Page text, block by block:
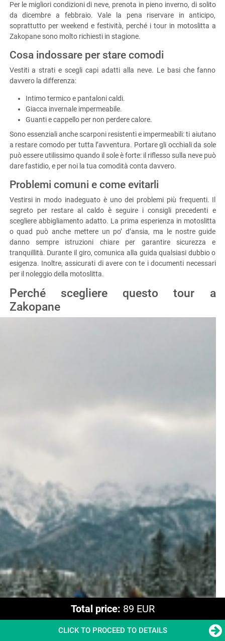
Total price: 89 EUR
CLICK TO PROCEED TO DETAILS
Per le migliori condizioni di neve, prenota in pieno inverno, di solito
da dicembre a febbraio. Vale la pena riservare in anticipo,
soprattutto per weekend e festività, perché i tour in motoslitta a
Zakopane sono molto richiesti in stagione.
Cosa indossare per stare comodi
Vestiti a strati e scegli capi adatti alla neve. Le basi che fanno
davvero la differenza:
Intimo termico e pantaloni caldi.
Giacca invernale impermeabile.
Guanti e cappello per non perdere calore.
Sono essenziali anche scarponi resistenti e impermeabili: ti aiutano
a restare comodo per tutta l’avventura. Portare gli occhiali da sole
può essere utilissimo quando il sole è forte: il riflesso sulla neve può
dare fastidio, e per noi la tua comodità conta davvero.
Problemi comuni e come evitarli
Vestirsi in modo inadeguato è uno dei problemi più frequenti. Il
segreto per restare al caldo è seguire i consigli precedenti e
scegliere abbigliamento adatto. La prima esperienza in motoslitta
o quad può anche mettere un po’ d’ansia, ma le nostre guide
danno sempre istruzioni chiare per garantire sicurezza e
tranquillità. Durante il giro, comunica alla guida qualsiasi dubbio o
esigenza. Inoltre, assicurati di avere con te i documenti necessari
per il noleggio della motoslitta.
Perché scegliere questo tour a
Zakopane